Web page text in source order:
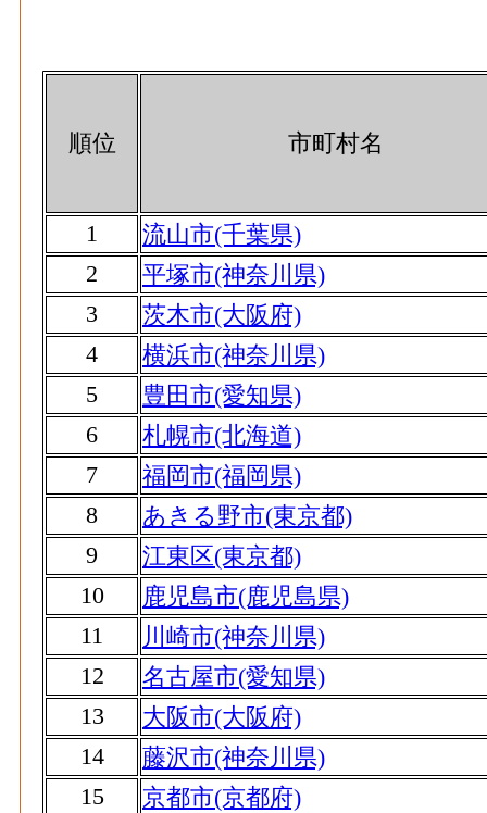
順位 市町村名
1
流山市(千葉県)
2
平塚市(神奈川県)
3
茨木市(大阪府)
4
横浜市(神奈川県)
5
豊田市(愛知県)
6
札幌市(北海道)
7
福岡市(福岡県)
8
あきる野市(東京都)
9
江東区(東京都)
10
鹿児島市(鹿児島県)
11
川崎市(神奈川県)
12
名古屋市(愛知県)
13
大阪市(大阪府)
14
藤沢市(神奈川県)
15
京都市(京都府)